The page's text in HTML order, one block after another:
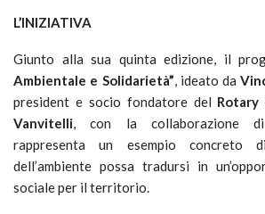
L’INIZIATIVA
Giunto alla sua quinta edizione, il
Ambientale e Solidarietà” , ideato da
president e socio fondatore del Rotary
Vanvitelli , con la collaborazione
rappresenta un esempio concreto
dell’ambiente possa tradursi in
sociale per il territorio.